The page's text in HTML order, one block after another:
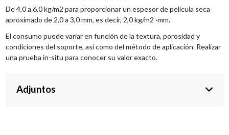
De 4,0 a 6,0 kg/m2 para proporcionar un espesor de película seca
aproximado de 2,0 a 3,0 mm, es decir, 2,0 kg/m2 ·mm.
El consumo puede variar en función de la textura, porosidad y
condiciones del soporte, así como del método de aplicación. Realizar
una prueba in-situ para conocer su valor exacto.
Adjuntos